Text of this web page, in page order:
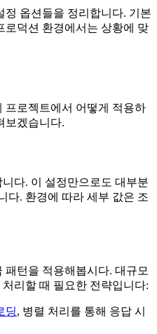
정 옵션들을 정리합니다. 기본
로덕션 환경에서는 상황에 맞
프로젝트에서 어떻게 적용하
보겠습니다.
다. 이 설정만으로도 대부분
다. 환경에 따라 세부 값은 조
턴을 적용해봅시다. 대규모
리할 때 필요한 전략입니다:
딩, 병렬 처리를 통해 응답 시